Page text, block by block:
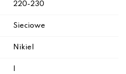
220-230
Sieciowe
Nikiel